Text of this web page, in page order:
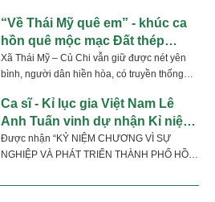
“Về Thái Mỹ quê em” - khúc ca
hồn quê mộc mạc Đất thép
Thành Đồng
Xã Thái Mỹ – Củ Chi vẫn giữ được nét yên
bình, người dân hiền hòa, có truyền thống
Ca sĩ - Kỉ lục gia Việt Nam Lê
Anh Tuấn vinh dự nhận Kỉ niệm
chương
Được nhận “KỶ NIỆM CHƯƠNG VÌ SỰ
NGHIỆP VÀ PHÁT TRIỂN THÀNH PHỐ HỒ